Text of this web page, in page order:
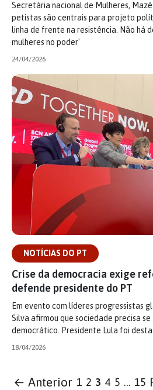
Secretária nacional de Mulheres,
petistas são centrais para projeto
linha de frente na resistência. Não há
mulheres no poder'
24/04/2026
NOTÍCIAS DO PT
Crise da democracia exige
defende presidente do PT
Em evento com líderes progressistas
Silva afirmou que sociedade precisa
democrático. Presidente Lula foi
18/04/2026
← Anterior 1 2 3 4 5 … 15